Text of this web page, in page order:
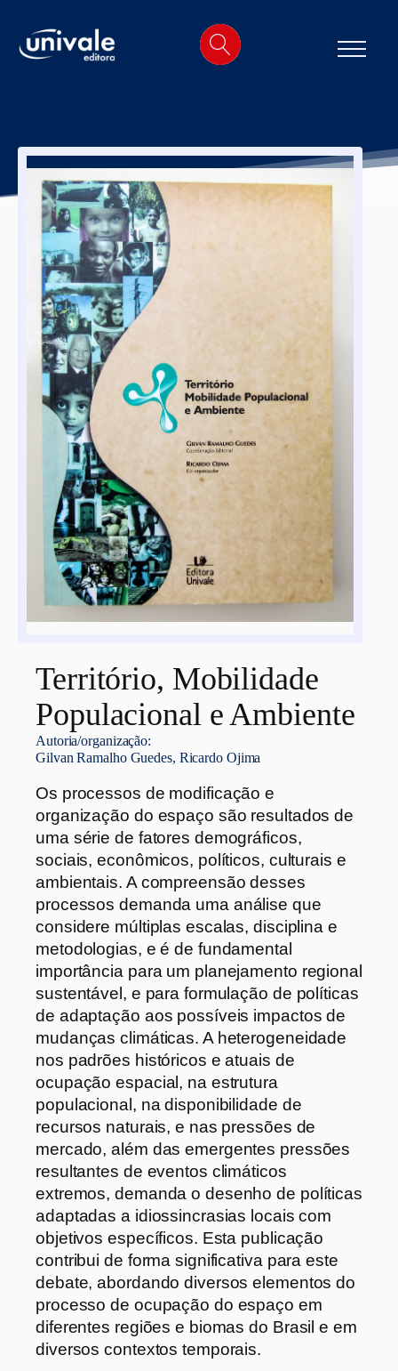
Território, Mobilidade
Populacional e Ambiente
Autoria/organização:
Gilvan Ramalho Guedes, Ricardo Ojima
Os processos de modificação e
organização do espaço são resultados de
uma série de fatores demográficos,
sociais, econômicos, políticos, culturais e
ambientais. A compreensão desses
processos demanda uma análise que
considere múltiplas escalas, disciplina e
metodologias, e é de fundamental
importância para um planejamento regional
sustentável, e para formulação de políticas
de adaptação aos possíveis impactos de
mudanças climáticas. A heterogeneidade
nos padrões históricos e atuais de
ocupação espacial, na estrutura
populacional, na disponibilidade de
recursos naturais, e nas pressões de
mercado, além das emergentes pressões
resultantes de eventos climáticos
extremos, demanda o desenho de políticas
adaptadas a idiossincrasias locais com
objetivos específicos. Esta publicação
contribui de forma significativa para este
debate, abordando diversos elementos do
processo de ocupação do espaço em
diferentes regiões e biomas do Brasil e em
diversos contextos temporais.